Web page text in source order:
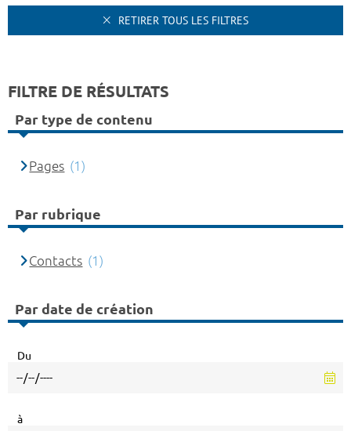
RETIRER TOUS LES FILTRES
FILTRE DE RÉSULTATS
Par type de contenu
Pages (1)
Par rubrique
Contacts (1)
Par date de création
Du
à